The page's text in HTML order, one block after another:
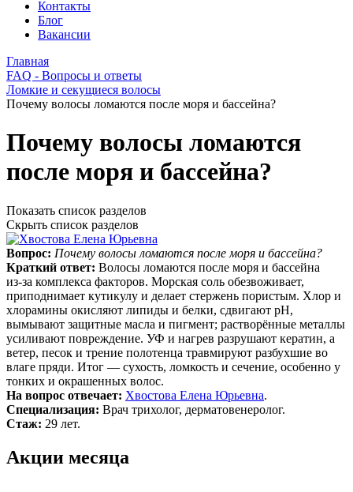
Контакты
Блог
Вакансии
Главная
FAQ - Вопросы и ответы
Ломкие и секущиеся волосы
Почему волосы ломаются после моря и бассейна?
Почему волосы ломаются
после моря и бассейна?
Показать список разделов
Скрыть список разделов
Вопрос: Почему волосы ломаются после моря и бассейна?
Краткий ответ: Волосы ломаются после моря и бассейна
из‑за комплекса факторов. Морская соль обезвоживает,
приподнимает кутикулу и делает стержень пористым. Хлор и
хлорамины окисляют липиды и белки, сдвигают pH,
вымывают защитные масла и пигмент; растворённые металлы
усиливают повреждение. УФ и нагрев разрушают кератин, а
ветер, песок и трение полотенца травмируют разбухшие во
влаге пряди. Итог — сухость, ломкость и сечение, особенно у
тонких и окрашенных волос.
На вопрос отвечает: Хвостова Елена Юрьевна.
Специализация: Врач трихолог, дерматовенеролог.
Стаж: 29 лет.
Акции месяца